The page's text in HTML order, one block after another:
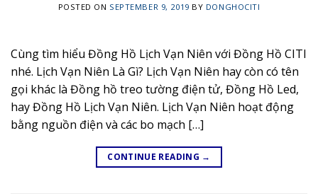
POSTED ON SEPTEMBER 9, 2019 BY DONGHOCITI
Cùng tìm hiểu Đồng Hồ Lịch Vạn Niên với Đồng Hồ CITI
nhé. Lịch Vạn Niên Là Gì? Lịch Vạn Niên hay còn có tên
gọi khác là Đồng hồ treo tường điện tử, Đồng Hồ Led,
hay Đồng Hồ Lịch Vạn Niên. Lịch Vạn Niên hoạt động
bằng nguồn điện và các bo mạch […]
CONTINUE READING →